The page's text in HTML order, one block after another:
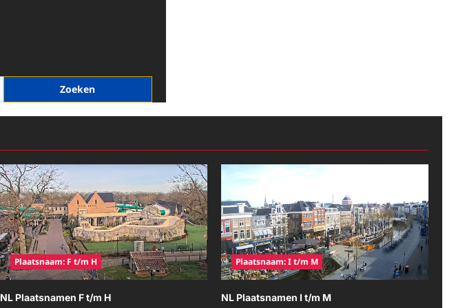
Plaatsnaam: F t/m H
NL Plaatsnamen F t/m H
Plaatsnaam: I t/m M
NL Plaatsnamen I t/m M